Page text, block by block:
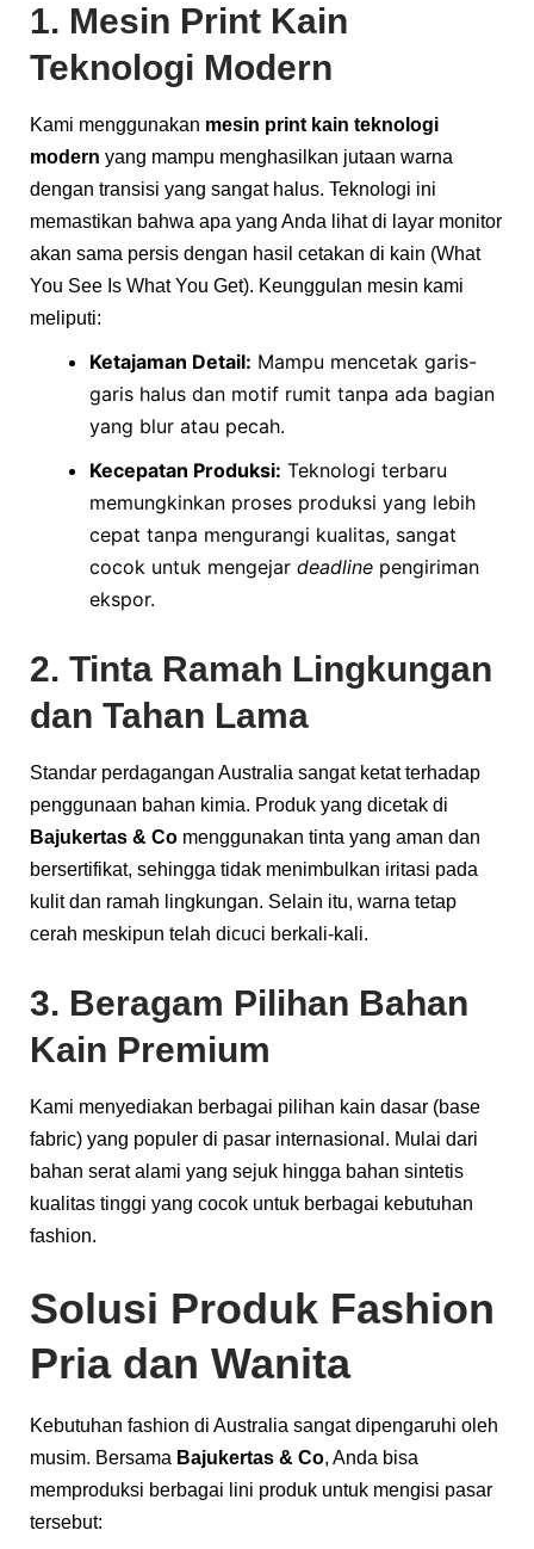
1. Mesin Print Kain
Teknologi Modern
Kami menggunakan mesin print kain teknologi
modern yang mampu menghasilkan jutaan warna
dengan transisi yang sangat halus. Teknologi ini
memastikan bahwa apa yang Anda lihat di layar monitor
akan sama persis dengan hasil cetakan di kain (What
You See Is What You Get). Keunggulan mesin kami
meliputi:
Ketajaman Detail: Mampu mencetak garis-
garis halus dan motif rumit tanpa ada bagian
yang blur atau pecah.
Kecepatan Produksi: Teknologi terbaru
memungkinkan proses produksi yang lebih
cepat tanpa mengurangi kualitas, sangat
cocok untuk mengejar deadline pengiriman
ekspor.
2. Tinta Ramah Lingkungan
dan Tahan Lama
Standar perdagangan Australia sangat ketat terhadap
penggunaan bahan kimia. Produk yang dicetak di
Bajukertas & Co menggunakan tinta yang aman dan
bersertifikat, sehingga tidak menimbulkan iritasi pada
kulit dan ramah lingkungan. Selain itu, warna tetap
cerah meskipun telah dicuci berkali-kali.
3. Beragam Pilihan Bahan
Kain Premium
Kami menyediakan berbagai pilihan kain dasar (base
fabric) yang populer di pasar internasional. Mulai dari
bahan serat alami yang sejuk hingga bahan sintetis
kualitas tinggi yang cocok untuk berbagai kebutuhan
fashion.
Solusi Produk Fashion
Pria dan Wanita
Kebutuhan fashion di Australia sangat dipengaruhi oleh
musim. Bersama Bajukertas & Co, Anda bisa
memproduksi berbagai lini produk untuk mengisi pasar
tersebut: